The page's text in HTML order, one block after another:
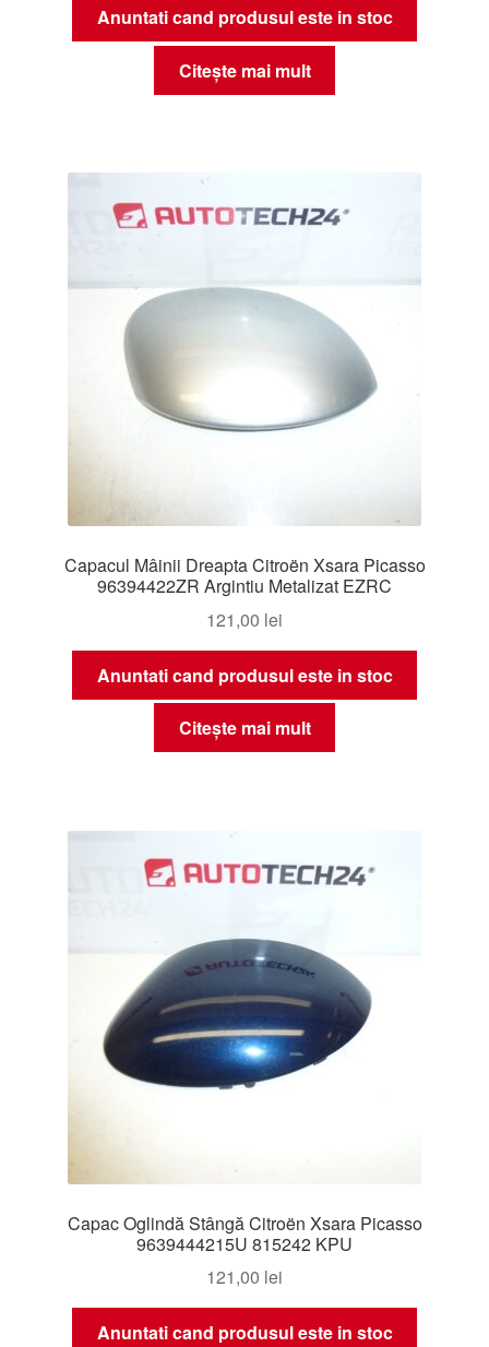
Anuntati cand produsul este in stoc
Citește mai mult
Capacul Mâinii Dreapta Citroën Xsara Picasso
96394422ZR Argintiu Metalizat EZRC
121,00 lei
Anuntati cand produsul este in stoc
Citește mai mult
Capac Oglindă Stângă Citroën Xsara Picasso
9639444215U 815242 KPU
121,00 lei
Anuntati cand produsul este in stoc